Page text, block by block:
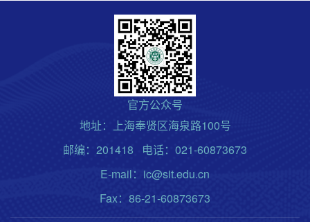
官方公众号
地址：上海奉贤区海泉路100号
邮编：201418 电话：021-60873673
E-mail：ic@sit.edu.cn
Fax：86-21-60873673